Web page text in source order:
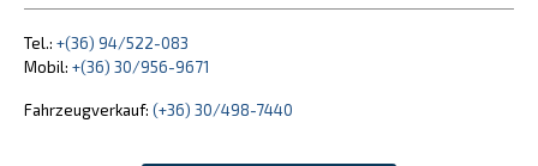
Tel.: +(36) 94/522-083
Mobil: +(36) 30/956-9671
Fahrzeugverkauf: (+36) 30/498-7440